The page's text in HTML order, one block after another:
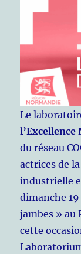
Le
l’Excellence
du réseau
actrices de
industrielle
dimanche
jambes » au
cette